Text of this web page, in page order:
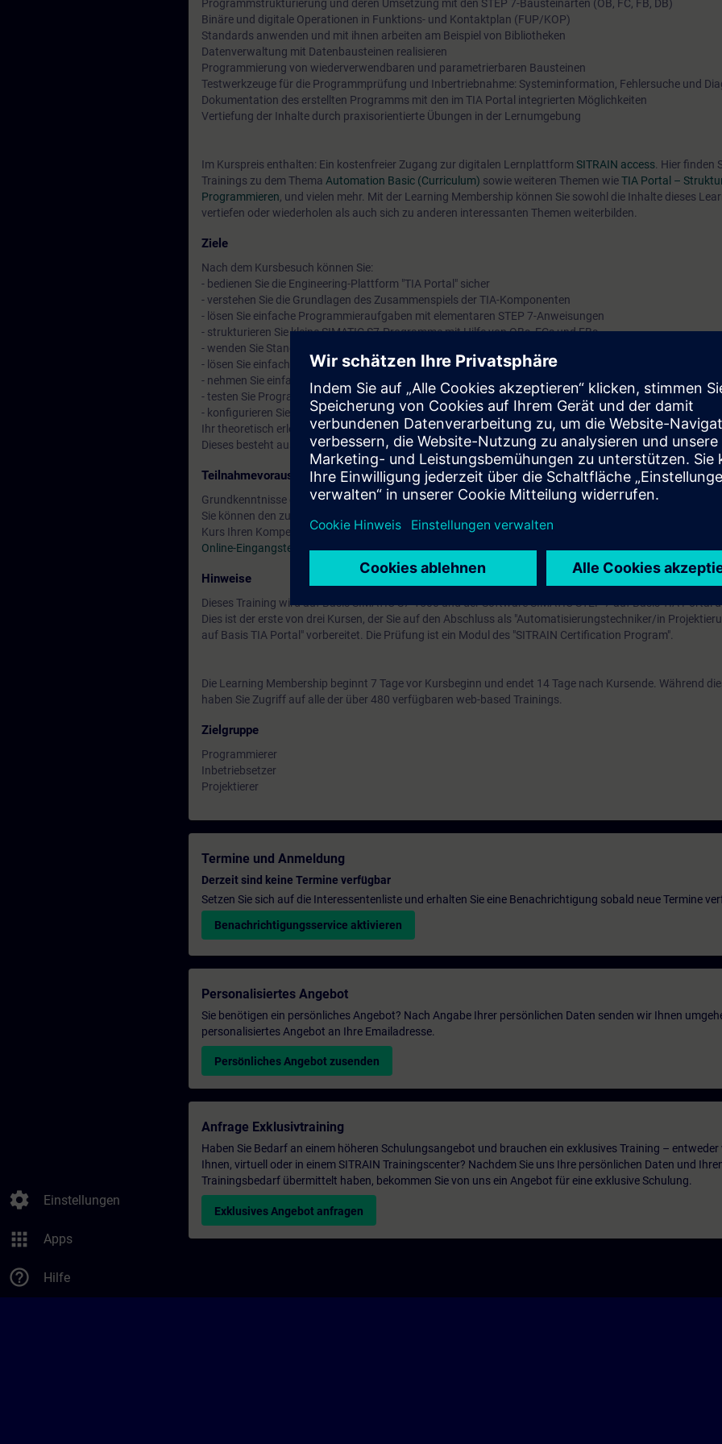
settings Einstellungen
apps Apps
help_outline Hilfe
Zusammenarbeit mit dem House of Training durchgeführt.
Anmeldung finden Sie auf der Website des House of Training.
Zur Website des
Programmstrukturierung und deren Umsetzung mit den STEP 7-Bausteinarten (OB, FC, FB, DB)
Binäre und digitale Operationen in Funktions- und Kontaktplan (FUP/KOP)
Standards anwenden und mit ihnen arbeiten am Beispiel von Bibliotheken
Datenverwaltung mit Datenbausteinen realisieren
Programmierung von wiederverwendbaren und parametrierbaren Bausteinen
Testwerkzeuge für die Programmprüfung und Inbertriebnahme: Systeminformation, Fehlersuche und
Dokumentation des erstellten Programms mit den im TIA Portal integrierten Möglichkeiten
Vertiefung der Inhalte durch praxisorientierte Übungen in der Lernumgebung
Im Kurspreis enthalten: Ein kostenfreier Zugang zur digitalen Lernplattform SITRAIN access . Hier finden
Trainings zu dem Thema Automation Basic (Curriculum) sowie weiteren Themen wieTIA Portal –
Programmieren, und vielen mehr. Mit der Learning Membership können Sie sowohl die Inhalte dieses
vertiefen oder wiederholen als auch sich zu anderen interessanten Themen weiterbilden.
Ziele
Nach dem Kursbesuch können Sie:
- bedienen Sie die Engineering-Plattform "TIA Portal" sicher
- verstehen Sie die Grundlagen des Zusammenspiels der TIA-Komponenten
- lösen Sie einfache Programmieraufgaben mit elementaren STEP 7-Anweisungen
- strukturieren Sie kleine SIMATIC S7-Programme mit Hilfe von OBs, FCs und FBs
- wenden Sie Standards an und arbeiten mit ihnen
- lösen Sie einfache mathematische Programmieraufgaben mit STEP 7-Anweisungen
- nehmen Sie einfache/kleine Maschinen selbständig in Betrieb bzw. erweitern sie
- testen Sie Programme und beheben einfache Fehler
- konfigurieren Sie eine dezentrale Peripherie über PROFINET
Ihr theoretisch erlerntes Wissen vertiefen Sie durch zahlreiche praxisorientierte Übungen an einem TIA-
Dieses besteht aus einem Automatisierungssystem SIMATIC S7-1500 und einem Bandmodell.
Teilnahmevoraussetzung
Grundkenntnisse der Automatisierungstechnik
Sie können den zur Verfügung stehenden Online-Eingangstest nutzen, um sicherzustellen, dass der von
Kurs Ihren Kompetenzen entspricht.
Online-Eingangstest
Hinweise
Dieses Training wird auf Basis SIMATIC S7-1500 und der Software SIMATIC STEP 7 auf Basis TIA Portal
Dies ist der erste von drei Kursen, der Sie auf den Abschluss als "Automatisierungstechniker/in
auf Basis TIA Portal" vorbereitet. Die Prüfung ist ein Modul des "SITRAIN Certification Program".
Die Learning Membership beginnt 7 Tage vor Kursbeginn und endet 14 Tage nach Kursende. Während
haben Sie Zugriff auf alle der über 480 verfügbaren web-based Trainings.
Zielgruppe
Programmierer
Inbetriebsetzer
Projektierer
Termine und Anmeldung
Derzeit sind keine Termine verfügbar
Setzen Sie sich auf die Interessentenliste und erhalten Sie eine Benachrichtigung sobald neue Termine
Benachrichtigungsservice aktivieren
Personalisiertes Angebot
Sie benötigen ein persönliches Angebot? Nach Angabe Ihrer persönlichen Daten senden wir Ihnen
personalisiertes Angebot an Ihre Emailadresse.
Persönliches Angebot zusenden
Anfrage Exklusivtraining
Haben Sie Bedarf an einem höheren Schulungsangebot und brauchen ein exklusives Training – entweder
Ihnen, virtuell oder in einem SITRAIN Trainingscenter? Nachdem Sie uns Ihre persönlichen Daten und
Trainingsbedarf übermittelt haben, bekommen Sie von uns ein Angebot für eine exklusive Schulung.
Exklusives Angebot anfragen